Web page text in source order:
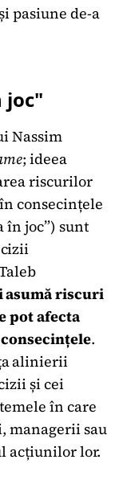
pasiune de-a
joc"
Nassim
; ideea
riscurilor
consecințele
joc”) sunt
asumă riscuri
pot afecta
.
alinierii
și cei
în care
managerii sau
acțiunilor lor.